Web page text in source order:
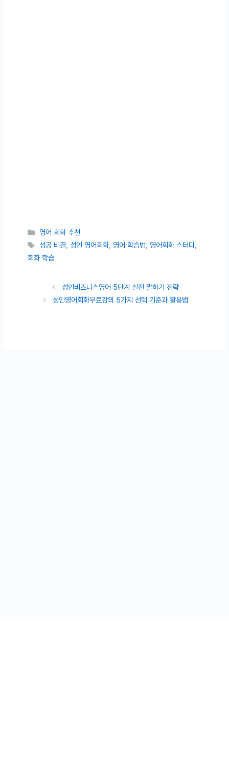
카테고리
영어 회화 추천
태그
성공 비결 성인 영어회화 영어 학습법 영어회화 스터디
회화 학습
성인비즈니스영어 5단계 실전 말하기 전략
성인영어회화무료강의 5가지 선택 기준과 활용법